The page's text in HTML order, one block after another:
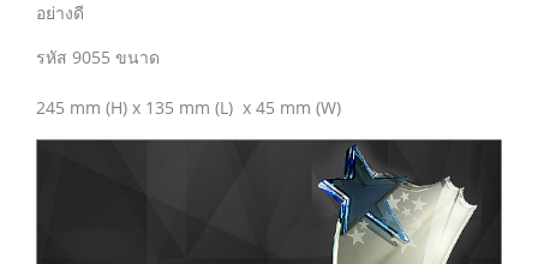
อย่างดี
รหัส 9055 ขนาด
245 mm (H) x 135 mm (L) x 45 mm (W)